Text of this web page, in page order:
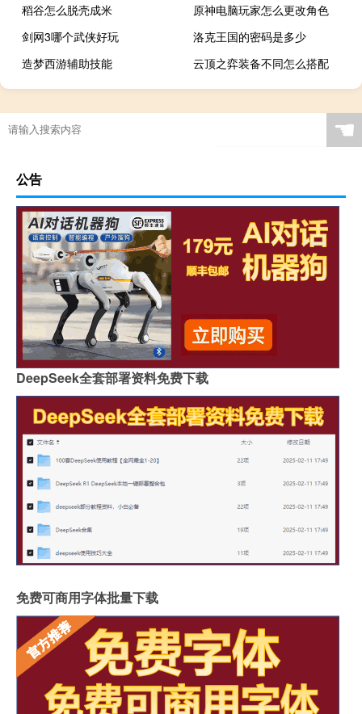
稻谷怎么脱壳成米
原神电脑玩家怎么更改角色
剑网3哪个武侠好玩
洛克王国的密码是多少
造梦西游辅助技能
云顶之弈装备不同怎么搭配
☚
公告
DeepSeek全套部署资料免费下载
免费可商用字体批量下载